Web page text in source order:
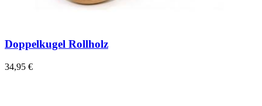
Doppelkugel Rollholz
34,95 €